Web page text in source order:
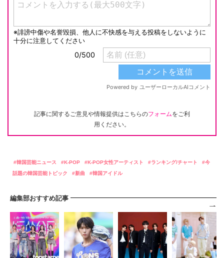
記事に関するご意見や情報提供はこちらのフォームをご利
用ください。
韓国芸能ニュース K-POP K-POP女性アーティスト ランキング/チャート
今
話題の韓国芸能トピック
新曲 韓国アイドル
編集部おすすめ記事